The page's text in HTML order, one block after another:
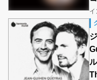
イ